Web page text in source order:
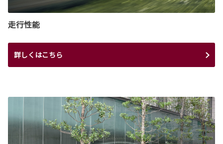
走行性能
詳しくはこちら